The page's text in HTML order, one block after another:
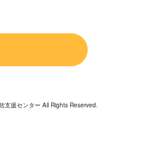
支援センター All Rights Reserved.